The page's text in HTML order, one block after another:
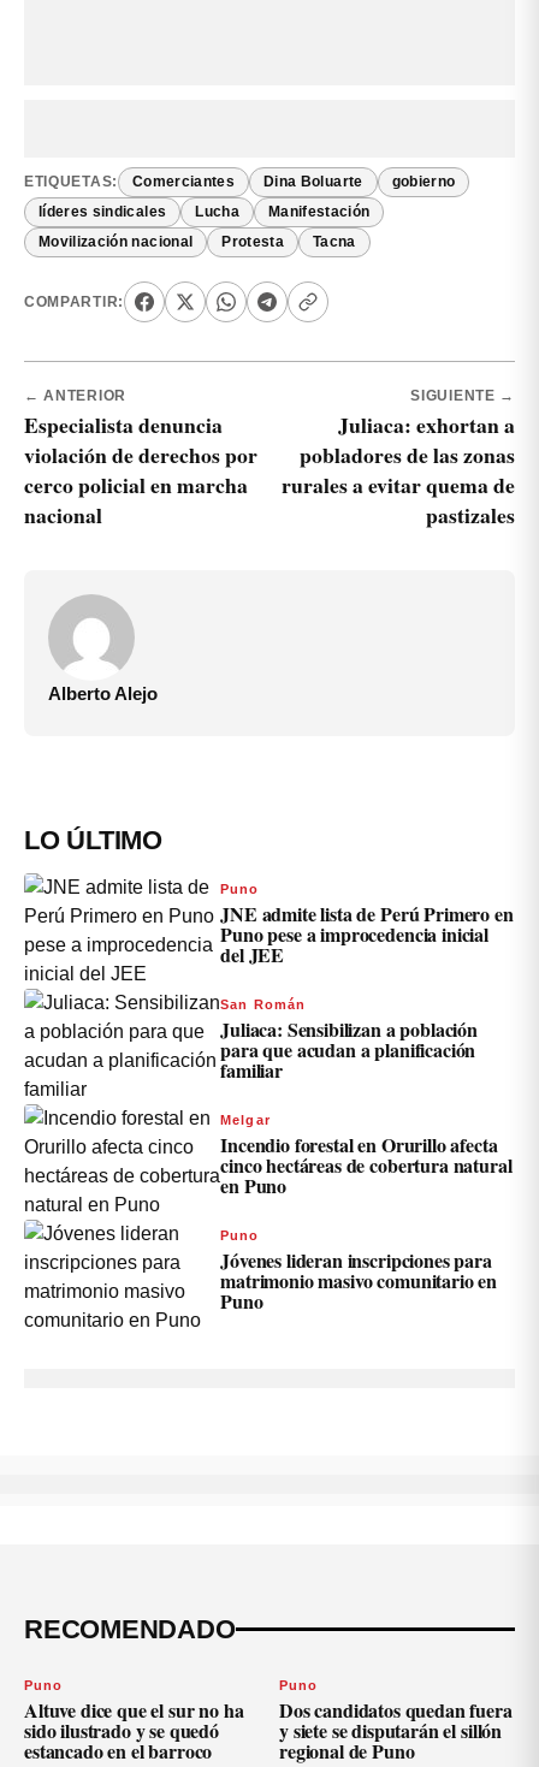
ETIQUETAS: Comerciantes Dina Boluarte gobierno
líderes sindicales Lucha Manifestación
Movilización nacional Protesta Tacna
COMPARTIR:
← ANTERIOR
Especialista denuncia
violación de derechos por
cerco policial en marcha
nacional
SIGUIENTE →
Juliaca: exhortan a
pobladores de las zonas
rurales a evitar quema de
pastizales
Alberto Alejo
LO ÚLTIMO
Puno
JNE admite lista de Perú Primero en
Puno pese a improcedencia inicial
del JEE
San Román
Juliaca: Sensibilizan a población
para que acudan a planificación
familiar
Melgar
Incendio forestal en Orurillo afecta
cinco hectáreas de cobertura natural
en Puno
Puno
Jóvenes lideran inscripciones para
matrimonio masivo comunitario en
Puno
RECOMENDADO
Puno
Altuve dice que el sur no ha
sido ilustrado y se quedó
estancado en el barroco
Puno
Dos candidatos quedan fuera
y siete se disputarán el sillón
regional de Puno